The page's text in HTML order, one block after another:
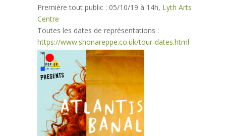
Première tout public : 05/10/19 à 14h, Lyth Arts
Centre
Toutes les dates de représentations :
https://www.shonareppe.co.uk/tour-dates.html